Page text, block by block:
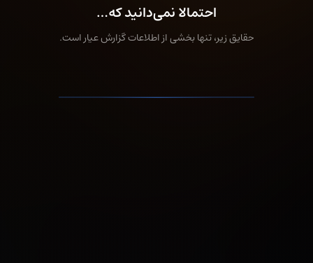
بررسی تخصصی خرید از پلتفرم طلاین
وال‌گلد
احتمالا نمی‌دانید که…
حقایق زیر، تنها بخشی از اطلاعات گزارش عیار است.
۱۱ پلتفرم هیچ سندی درباره ذخایر